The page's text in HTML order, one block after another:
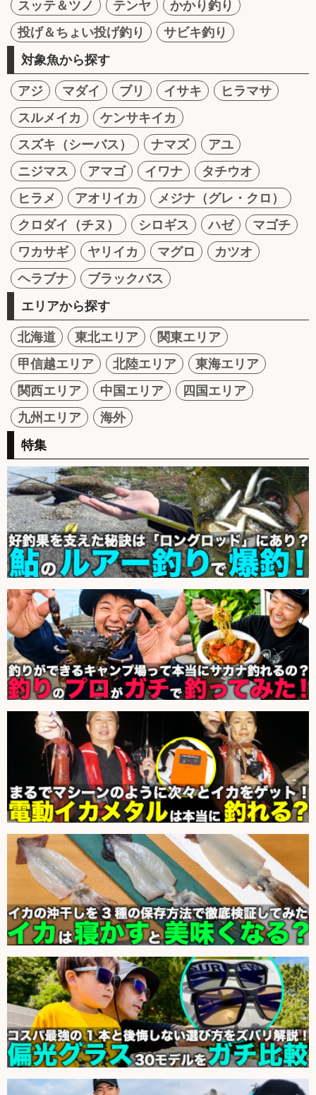
スッテ＆ツノ テンヤ
かかり釣り
投げ＆ちょい投げ釣り
サビキ釣り
対象魚から探す
アジ マダイ ブリ イサキ
ヒラマサ
スルメイカ
ケンサキイカ
スズキ（シーバス）
ナマズ
アユ
ニジマス
アマゴ イワナ
タチウオ
ヒラメ
アオリイカ
メジナ（グレ・クロ）
クロダイ（チヌ）
シロギス ハゼ
マゴチ
ワカサギ
ヤリイカ マグロ
カツオ
ヘラブナ
ブラックバス
エリアから探す
北海道 東北エリア
関東エリア
甲信越エリア
北陸エリア
東海エリア
関西エリア
中国エリア
四国エリア
九州エリア
海外
特集